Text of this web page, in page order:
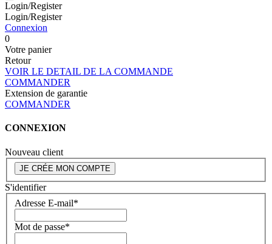
Login/Register
Login/Register
Connexion
0
Votre panier
Retour
VOIR LE DETAIL DE LA COMMANDE
COMMANDER
Extension de garantie
COMMANDER
CONNEXION
Nouveau client
JE CRÉE MON COMPTE
S'identifier
Adresse E-mail*
Mot de passe*